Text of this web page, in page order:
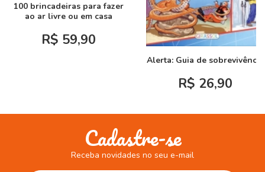
100 brincadeiras para fazer
ao ar livre ou em casa
R$ 59,90
Alerta: Guia de sobrevivência
R$ 26,90
Cadastre-se
Receba novidades no seu e-mail